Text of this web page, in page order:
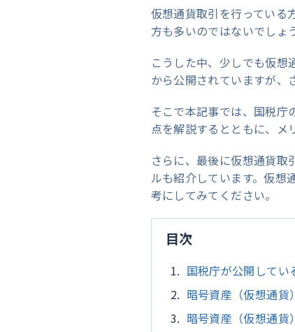
仮想通貨取引を行っている
方も多いのではないでしょ
こうした中、少しでも仮
から公開されていますが、
そこで本記事では、国税庁
点を解説するとともに、メ
さらに、最後に仮想通貨取
ルも紹介しています。仮想
考にしてみてください。
目次
国税庁が公開してい
暗号資産（仮想通
暗号資産（仮想通貨